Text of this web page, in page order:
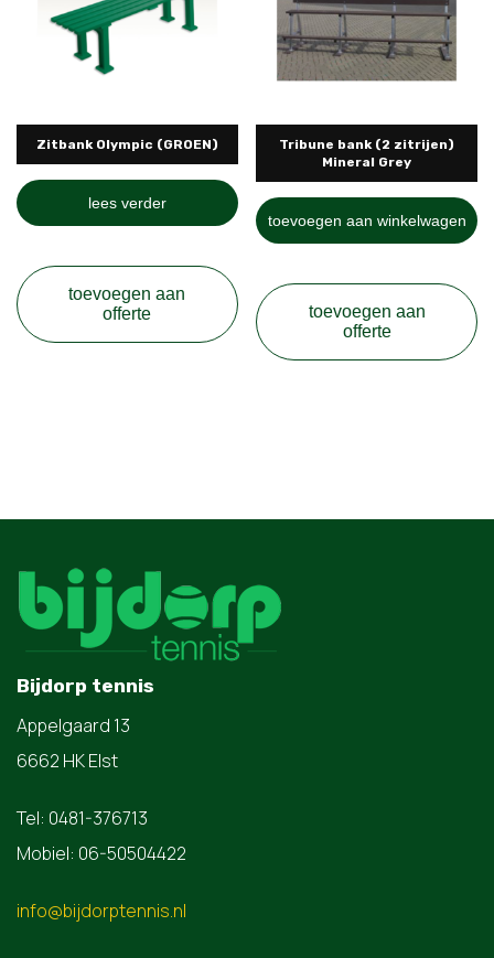
Zitbank Olympic (GROEN)
lees verder
toevoegen aan
offerte
Tribune bank (2 zitrijen)
Mineral Grey
toevoegen aan winkelwagen
toevoegen aan
offerte
Bijdorp tennis
Appelgaard 13
6662 HK Elst
Tel: 0481-376713
Mobiel: 06-50504422
info@bijdorptennis.nl